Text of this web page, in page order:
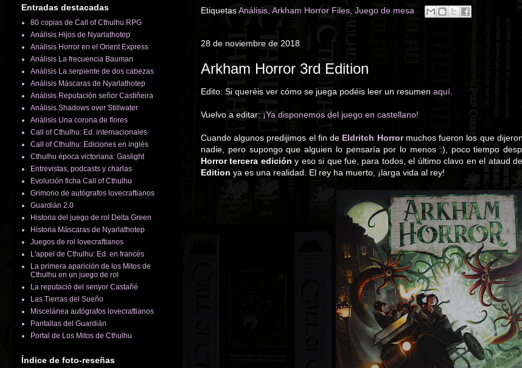
EtiquetasAnálisis, Arkham Horror Files, Juego de mesa
28 de noviembre de 2018
Arkham Horror 3rd Edition
Edito: Si queréis ver cómo se juega podéis leer un resumen aquí
Vuelvo a editar: ¡Ya disponemos del juego en castellano!
Cuando algunos predijimos el fin de Eldritch Horrormuchos fueron los que
nadie, pero supongo que alguien lo pensaría por lo menos :), poco tiempo
Horror tercera edición y eso si que fue, para todos, el último clavo en el ataud de
Edition ya es una realidad: El rey ha muerto, ¡larga vida al rey!
Entradas destacadas
80 copias de Call of Cthulhu RPG
Análisis Hijos de Nyarlathotep
Análisis Horror en el Orient Express
Análisis La frecuencia Bauman
Análisis La serpiente de dos cabezas
Análisis Máscaras de Nyarlathotep
Análisis Reputación señor Castiñeira
Análisis Shadows over Stillwater
Análisis Una corona de flores
Call of Cthulhu: Ed. internacionales
Call of Cthulhu: Ediciones en inglés
Cthulhu época victoriana: Gaslight
Entrevistas, podcasts y charlas
Evolución ficha Call of Cthulhu
Grimorio de autógrafos lovecraftianos
Guardián 2.0
Historia del juego de rol Delta Green
Historia Máscaras de Nyarlathotep
Juegos de rol lovecraftianos
L'appel de Cthulhu: Ed. en francés
La primera aparición de los Mitos de
Cthulhu en un juego de rol
La reputació del senyor Castañé
Las Tierras del Sueño
Miscelánea autógrafos lovecraftianos
Pantallas del Guardián
Portal de Los Mitos de Cthulhu
Índice de foto-reseñas